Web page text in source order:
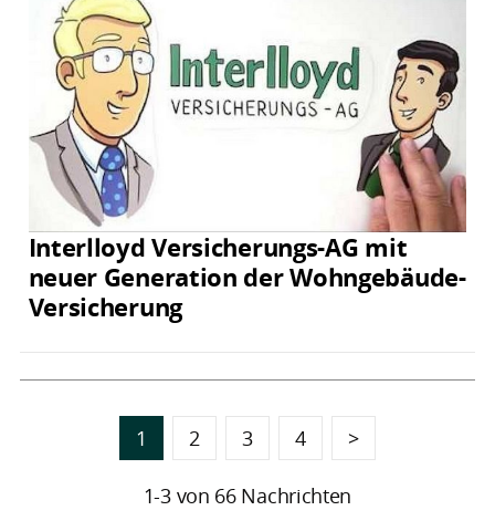
Interlloyd Versicherungs-AG mit
neuer Generation der Wohngebäude-
Versicherung
1 2 3 4 >
1-3 von 66 Nachrichten